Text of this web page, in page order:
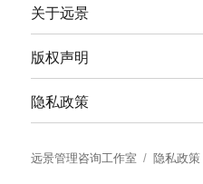
关于远景
版权声明
隐私政策
远景管理咨询工作室 隐私政策